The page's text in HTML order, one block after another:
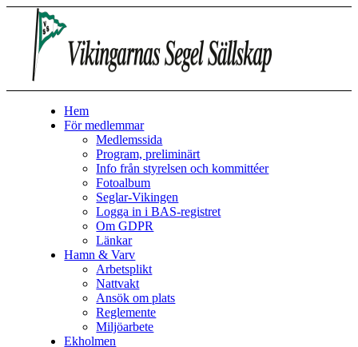
Hem
För medlemmar
Medlemssida
Program, preliminärt
Info från styrelsen och kommittéer
Fotoalbum
Seglar-Vikingen
Logga in i BAS-registret
Om GDPR
Länkar
Hamn & Varv
Arbetsplikt
Nattvakt
Ansök om plats
Reglemente
Miljöarbete
Ekholmen